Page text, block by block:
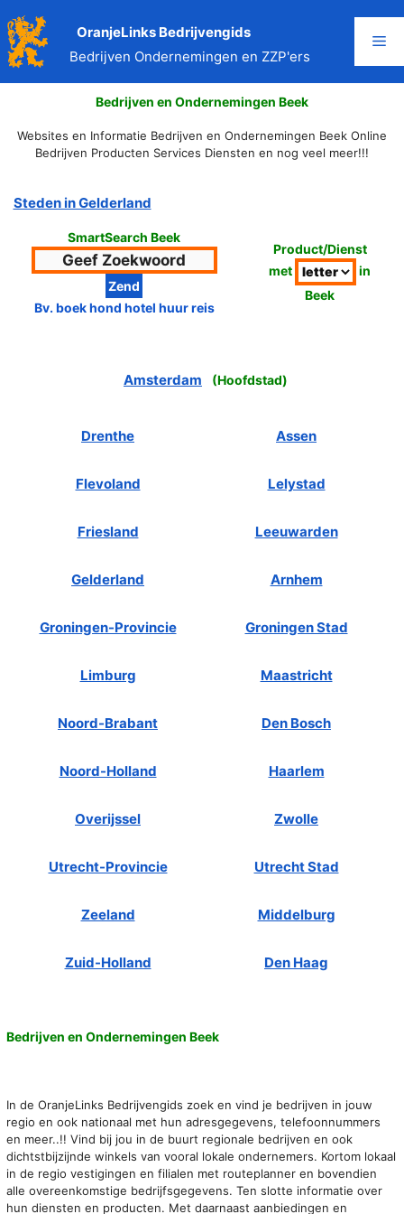
naar
de
inhoud
OranjeLinks Bedrijvengids
Bedrijven Ondernemingen en ZZP'ers
Bedrijven en Ondernemingen Beek
Websites en Informatie Bedrijven en Ondernemingen Beek Online
Bedrijven Producten Services Diensten en nog veel meer!!!
Steden in Gelderland
SmartSearch Beek
Bv. boek hond hotel huur reis
Product/Dienst
met
in
Beek
Amsterdam (Hoofdstad)
Drenthe Assen
Flevoland Lelystad
Friesland Leeuwarden
Gelderland Arnhem
Groningen-Provincie Groningen Stad
Limburg Maastricht
Noord-Brabant Den Bosch
Noord-Holland Haarlem
Overijssel Zwolle
Utrecht-Provincie Utrecht Stad
Zeeland Middelburg
Zuid-Holland Den Haag
Bedrijven en Ondernemingen Beek
In de OranjeLinks Bedrijvengids zoek en vind je bedrijven in jouw
regio en ook nationaal met hun adresgegevens, telefoonnummers
en meer..!! Vind bij jou in de buurt regionale bedrijven en ook
dichtstbijzijnde winkels van vooral lokale ondernemers. Kortom lokaal
in de regio vestigingen en filialen met routeplanner en bovendien
alle overeenkomstige bedrijfsgegevens. Ten slotte informatie over
hun diensten en producten. Met daarnaast aanbiedingen en